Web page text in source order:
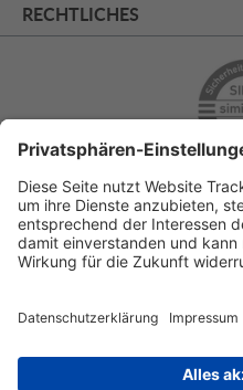
RECHTLICHES
ÜBER 125